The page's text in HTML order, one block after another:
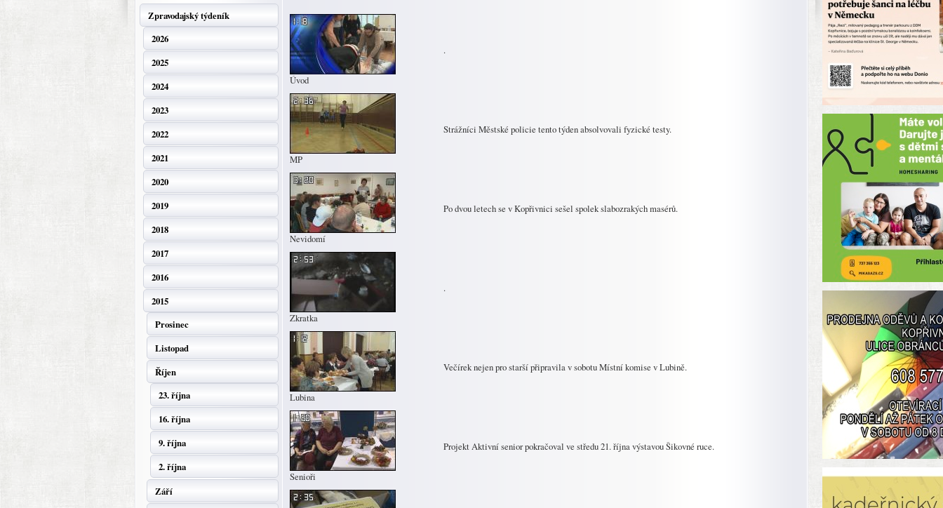
Zpravodajský týdeník
2026
2025
2024
2023
2022
2021
2020
2019
2018
2017
2016
2015
Prosinec
Listopad
Říjen
23. října
16. října
9. října
2. října
Září
Úvod
.
MP
Strážníci Městské policie tento týden absolvovali fyzické testy.
Nevidomí
Po dvou letech se v Kopřivnici sešel spolek slabozrakých masérů.
Zkratka
.
Lubina
Večírek nejen pro starší připravila v sobotu Místní komise v Lubině.
Senioři
Projekt Aktivní senior pokračoval ve středu 21. října výstavou Šikovné ruce.